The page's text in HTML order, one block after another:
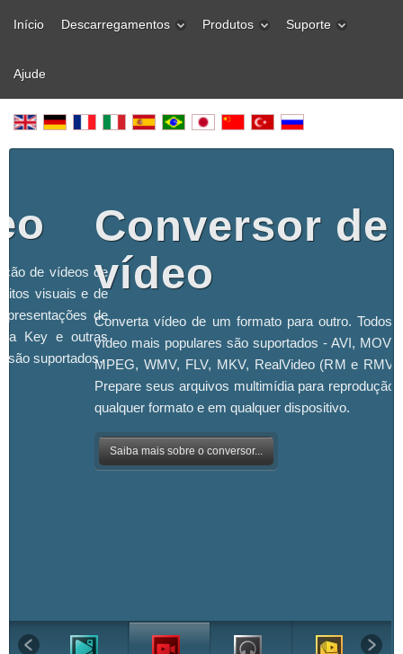
Início Descarregamentos Produtos Suporte
Ajude
de vídeos de
visuais e de
de
Key e outras
são suportados.
Conversor de
vídeo
Converta vídeo de um formato para outro. Todos
vídeo mais populares são suportados - AVI, MOV,
MPEG, WMV, FLV, MKV, RealVideo (RM e
Prepare seus arquivos multimídia para reprodução
qualquer formato e em qualquer dispositivo.
Saiba mais sobre o conversor...